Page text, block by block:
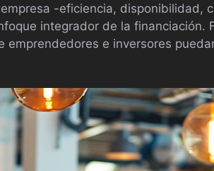
-eficiencia, disponibilidad,
integrador de la financiación.
emprendedores e inversores